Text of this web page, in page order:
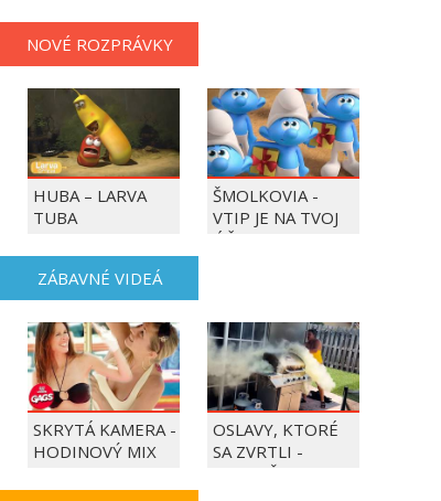
NOVÉ ROZPRÁVKY
HUBA – LARVA
TUBA
ŠMOLKOVIA -
VTIP JE NA TVOJ
ÚČET
ZÁBAVNÉ VIDEÁ
SKRYTÁ KAMERA -
HODINOVÝ MIX
OSLAVY, KTORÉ
SA ZVRTLI -
NAJLEPŠIE